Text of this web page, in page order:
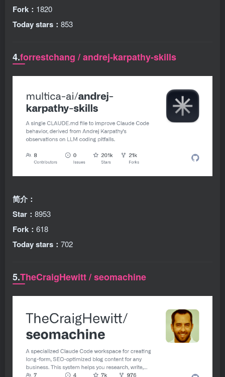
Fork： 1820
Today stars： 853
4.forrestchang / andrej-karpathy-skills
简介：
Star： 8953
Fork： 618
Today stars： 702
5.TheCraigHewitt / seomachine